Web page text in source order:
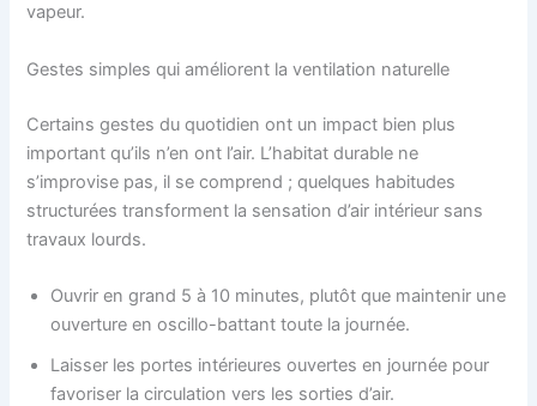
vapeur.
Gestes simples qui améliorent la ventilation naturelle
Certains gestes du quotidien ont un impact bien plus
important qu’ils n’en ont l’air. L’habitat durable ne
s’improvise pas, il se comprend ; quelques habitudes
structurées transforment la sensation d’air intérieur sans
travaux lourds.
Ouvrir en grand 5 à 10 minutes, plutôt que maintenir une
ouverture en oscillo-battant toute la journée.
Laisser les portes intérieures ouvertes en journée pour
favoriser la circulation vers les sorties d’air.